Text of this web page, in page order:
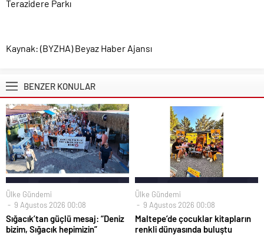
Terazidere Parkı
Kaynak: (BYZHA) Beyaz Haber Ajansı
BENZER KONULAR
Ülke Gündemi
9 Ağustos 2026 00:08
Sığacık’tan güçlü mesaj: “Deniz
bizim, Sığacık hepimizin”
Ülke Gündemi
9 Ağustos 2026 00:08
Maltepe’de çocuklar kitapların
renkli dünyasında buluştu